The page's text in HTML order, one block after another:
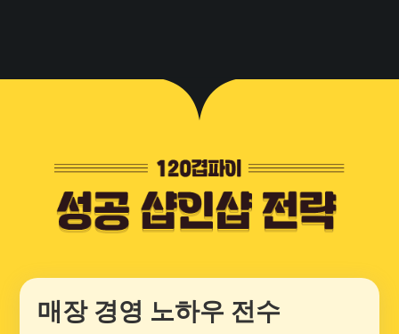
매장 경영 노하우 전수